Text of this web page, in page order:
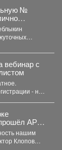
№
к
вебинар с
- на
АРТ-
встреча
и
нашим